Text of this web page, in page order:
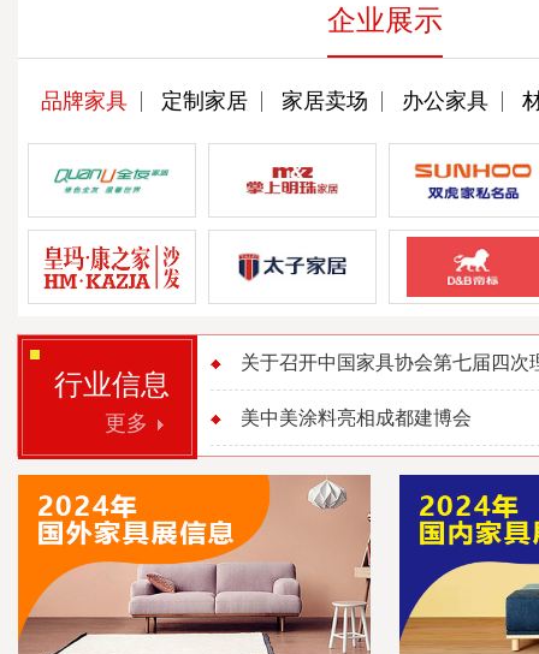
企业展示
品牌家具 定制家居 家居卖场 办公家具
行业信息
更多
关于召开中国家具协会第七届四次
美中美涂料亮相成都建博会